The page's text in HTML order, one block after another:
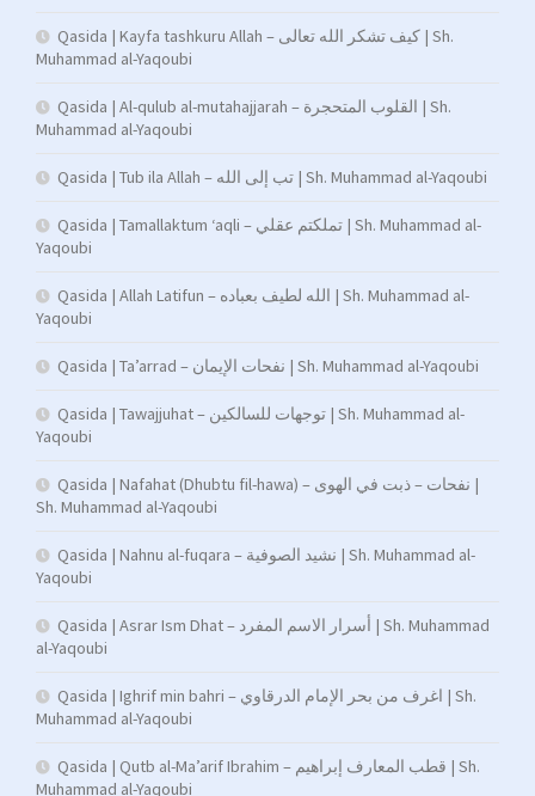
Qasida | Kayfa tashkuru Allah – كيف تشكر الله تعالى | Sh.
Muhammad al-Yaqoubi
Qasida | Al-qulub al-mutahajjarah – القلوب المتحجرة | Sh.
Muhammad al-Yaqoubi
Qasida | Tub ila Allah – تب إلى الله | Sh. Muhammad al-Yaqoubi
Qasida | Tamallaktum ‘aqli – تملكتم عقلي | Sh. Muhammad al-
Yaqoubi
Qasida | Allah Latifun – الله لطيف بعباده | Sh. Muhammad al-
Yaqoubi
Qasida | Ta’arrad – نفحات الإيمان | Sh. Muhammad al-Yaqoubi
Qasida | Tawajjuhat – توجهات للسالكين | Sh. Muhammad al-
Yaqoubi
Qasida | Nafahat (Dhubtu fil-hawa) – نفحات – ذبت في الهوى |
Sh. Muhammad al-Yaqoubi
Qasida | Nahnu al-fuqara – نشيد الصوفية | Sh. Muhammad al-
Yaqoubi
Qasida | Asrar Ism Dhat – أسرار الاسم المفرد | Sh. Muhammad
al-Yaqoubi
Qasida | Ighrif min bahri – اغرف من بحر الإمام الدرقاوي | Sh.
Muhammad al-Yaqoubi
Qasida | Qutb al-Ma’arif Ibrahim – قطب المعارف إبراهيم | Sh.
Muhammad al-Yaqoubi